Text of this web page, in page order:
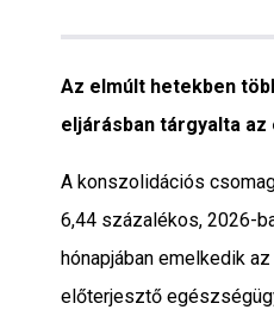
Gyereksarok
PR
Az elmúlt hetekben
eljárásban tárgyalta
A konszolidációs
6,44 százalékos, 2026-
hónapjában emelkedik
előterjesztő